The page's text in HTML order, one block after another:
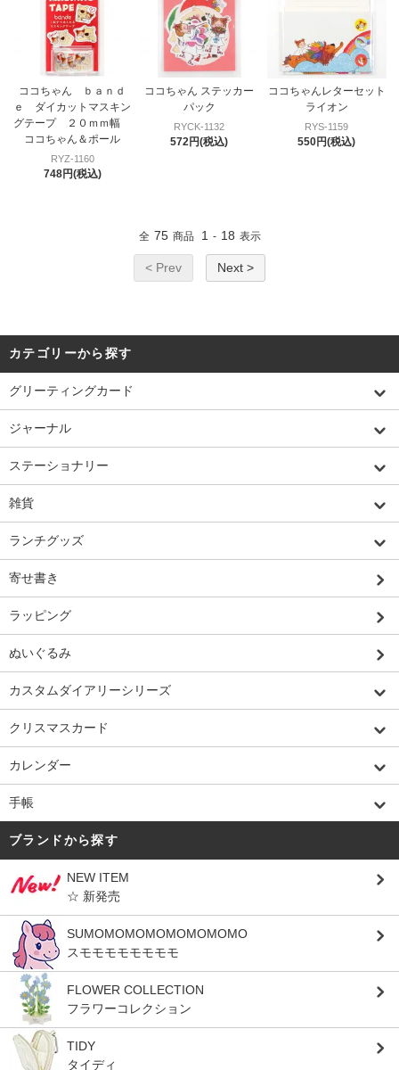
ココちゃん ｂａｎｄ
ｅ ダイカットマスキン
グテープ ２０ｍｍ幅
ココちゃん＆ポール
RYZ-1160
748円(税込)
ココちゃん ステッカー
パック
RYCK-1132
572円(税込)
ココちゃんレターセット
ライオン
RYS-1159
550円(税込)
全 75 商品 1 - 18 表示
< Prev Next >
カテゴリーから探す
グリーティングカード
ジャーナル
ステーショナリー
雑貨
ランチグッズ
寄せ書き
ラッピング
ぬいぐるみ
カスタムダイアリーシリーズ
クリスマスカード
カレンダー
手帳
ブランドから探す
NEW ITEM
☆ 新発売
SUMOMOMOMOMOMOMOMO
スモモモモモモモモ
FLOWER COLLECTION
フラワーコレクション
TIDY
タイディ